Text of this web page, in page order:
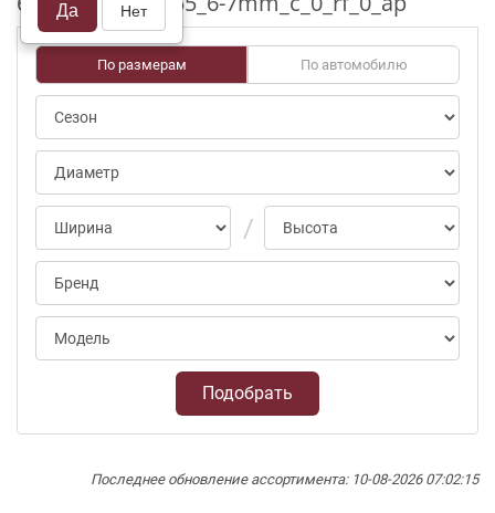
Да Нет
По размерам По автомобилю
Подобрать
Последнее обновление ассортимента: 10-08-2026 07:02:15